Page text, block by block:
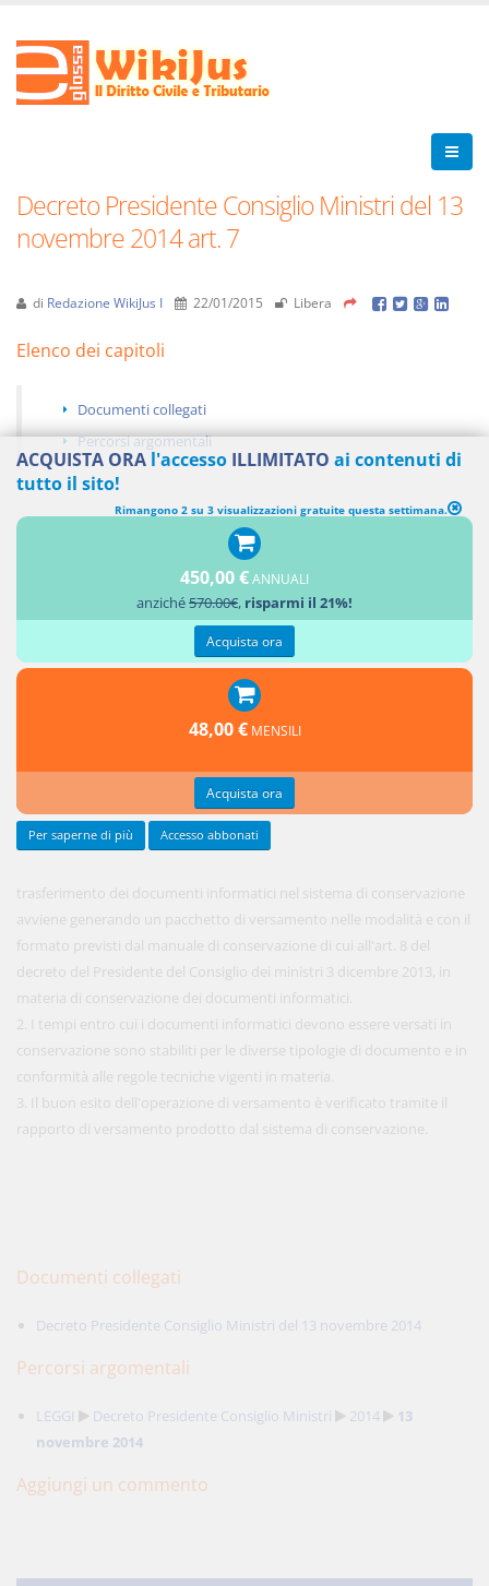
Decreto Presidente Consiglio Ministri del 13
novembre 2014 art. 7
di Redazione WikiJus I 22/01/2015 Libera
Elenco dei capitoli
Documenti collegati
Percorsi argomentali
TRASFERIMENTO NEL SISTEMA DI CONSERVAZIONE
trasferimento dei documenti informatici nel sistema di conservazione
avviene generando un pacchetto di versamento nelle modalità e con il
formato previsti dal manuale di conservazione di cui all'art. 8 del
decreto del Presidente del Consiglio dei ministri 3 dicembre 2013, in
materia di conservazione dei documenti informatici.
2. I tempi entro cui i documenti informatici devono essere versati in
conservazione sono stabiliti per le diverse tipologie di documento e in
conformità alle regole tecniche vigenti in materia.
3. Il buon esito dell'operazione di versamento è verificato tramite il
rapporto di versamento prodotto dal sistema di conservazione.
Documenti collegati
Decreto Presidente Consiglio Ministri del 13 novembre 2014
Percorsi argomentali
LEGGI Decreto Presidente Consiglio Ministri 2014
13
novembre 2014
Aggiungi un commento
ACQUISTA ORA l'accesso ILLIMITATO ai contenuti di
tutto il sito!
Rimangono 2 su 3 visualizzazioni gratuite questa settimana.
450,00 €ANNUALI
anziché570.00€, risparmi il 21%!
Acquista ora
48,00 € MENSILI
Acquista ora
Per saperne di più Accesso abbonati